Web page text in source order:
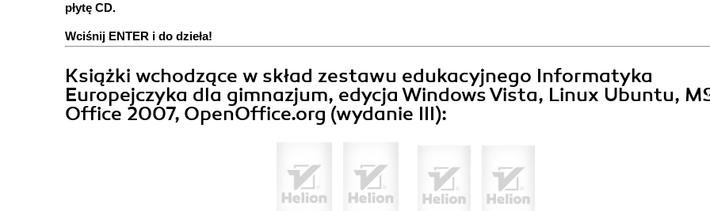
płytę CD.
Wciśnij ENTER i do dzieła!
Książki wchodzące w skład zestawu edukacyjnego Informatyka
Europejczyka dla gimnazjum, edycja Windows Vista, Linux Ubuntu,
Office 2007, OpenOffice.org (wydanie III):